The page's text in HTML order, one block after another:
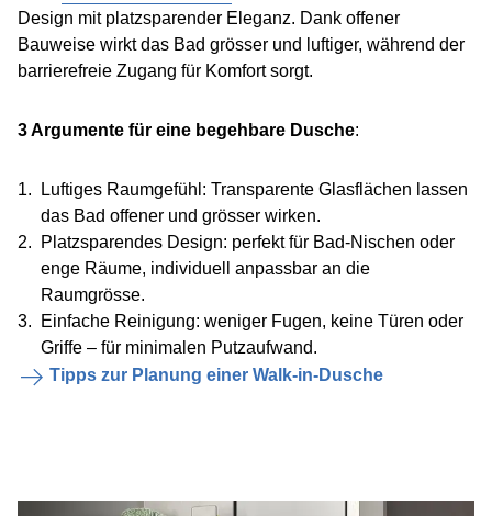
Design mit platzsparender Eleganz. Dank offener
Bauweise wirkt das Bad grösser und luftiger, während der
barrierefreie Zugang für Komfort sorgt.
3 Argumente für eine begehbare Dusche:
Luftiges Raumgefühl: Transparente Glasflächen lassen
das Bad offener und grösser wirken.
Platzsparendes Design: perfekt für Bad-Nischen oder
enge Räume, individuell anpassbar an die
Raumgrösse.
Einfache Reinigung: weniger Fugen, keine Türen oder
Griffe – für minimalen Putzaufwand.
Tipps zur Planung einer Walk-in-Dusche